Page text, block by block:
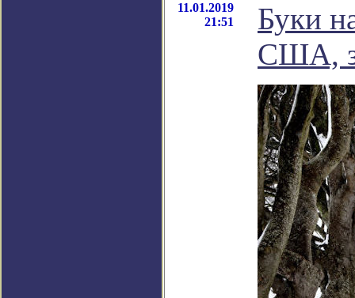
11.01.2019
21:51
Буки
США,